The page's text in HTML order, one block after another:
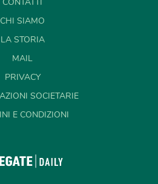
CHI SIAMO
LA STORIA
MAIL
PRIVACY
SOCIETARIE
E CONDIZIONI